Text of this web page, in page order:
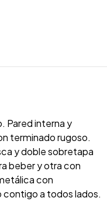
Pared interna y
terminado rugoso.
y doble sobretapa
beber y otra con
con
contigo a todos lados.